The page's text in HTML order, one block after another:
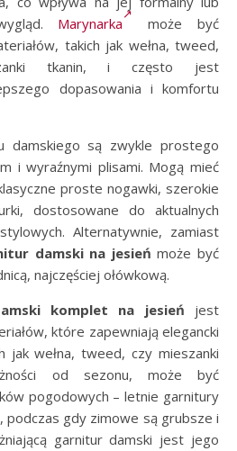
Marynarka
może być
takich jak wełna, tweed,
tkanin, i często jest
dopasowania i komfortu
damskiego są zwykle prostego
i wyraźnymi plisami. Mogą mieć
proste nogawki, szerokie
dostosowane do aktualnych
Alternatywnie, zamiast
damski na jesień może być
najczęściej ołówkową.
komplet na jesień jest
które zapewniają elegancki
jak wełna, tweed, czy mieszanki
od sezonu, może być
pogodowych – letnie garnitury
podczas gdy zimowe są grubsze i
garnitur damski jest jego